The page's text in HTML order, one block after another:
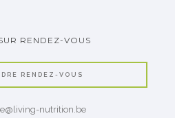
RENDEZ-VOUS
RENDEZ-VOUS
nutrition.be